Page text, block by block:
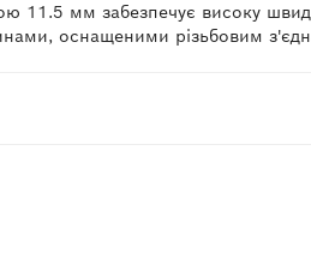
11.5 мм забезпечує високу
оснащеними різьбовим